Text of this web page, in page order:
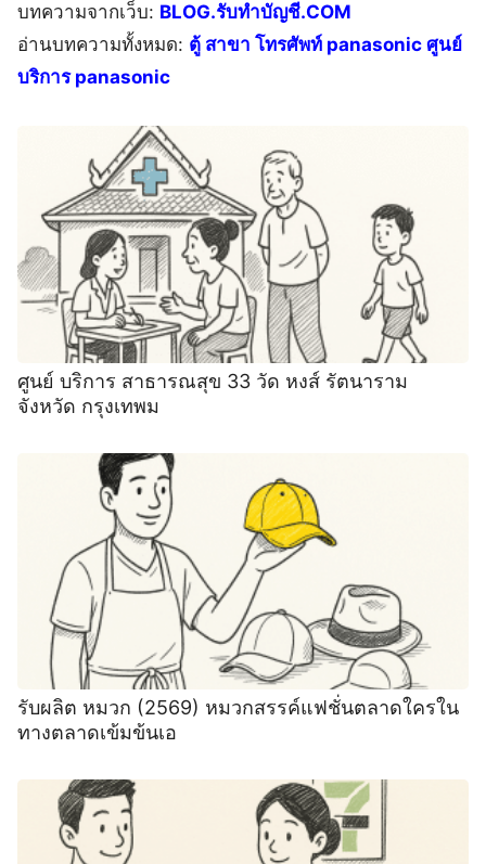
บทความจากเว็บ: BLOG.รับทำบัญชี.COM
อ่านบทความทั้งหมด: ตู้ สาขา โทรศัพท์ panasonic ศูนย์
บริการ panasonic
ศูนย์ บริการ สาธารณสุข 33 วัด หงส์ รัตนาราม
จังหวัด กรุงเทพม
รับผลิต หมวก (2569) หมวกสรรค์แฟชั่นตลาดใครใน
ทางตลาดเข้มข้นเอ